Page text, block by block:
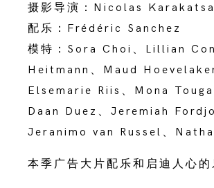
摄影导演：Nicolas
配乐：Frédéric Sanchez
模特：Sora Choi、Lillian
Heitmann、Maud
Elsemarie Riis、Mona
Daan Duez、Jeremiah
Jeranimo van Russel、
本季广告大片配乐和启迪人心